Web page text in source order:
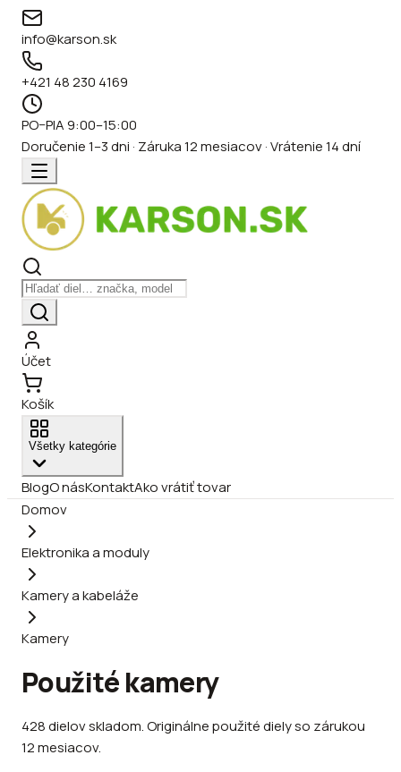
info@karson.sk
+421 48 230 4169
PO–PIA 9:00–15:00
Doručenie 1–3 dni · Záruka 12 mesiacov · Vrátenie 14 dní
Účet
Košík
Všetky kategórie
BlogO násKontaktAko vrátiť tovar
Domov
Elektronika a moduly
Kamery a kabeláže
Kamery
Použité kamery
428dielovskladom.Originálne použité diely so zárukou
12 mesiacov.